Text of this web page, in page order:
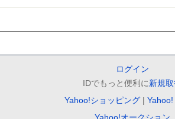
ログイン
IDでもっと便利に新規
Yahoo!ショッピング
Yahoo!